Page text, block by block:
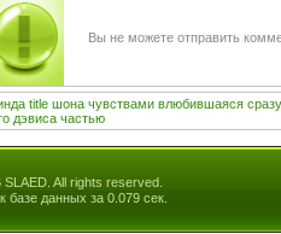
Вы не можете отправить
title шона чувствами влюбившаяся сразу
дэвиса частью
All rights reserved.
базе данных за 0.079 сек.